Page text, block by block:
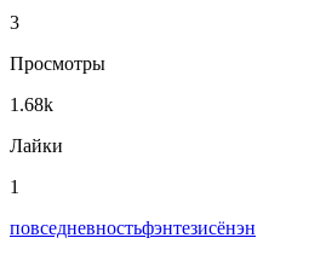
3
Просмотры
1.68k
Лайки
1
повседневностьфэнтезисёнэн